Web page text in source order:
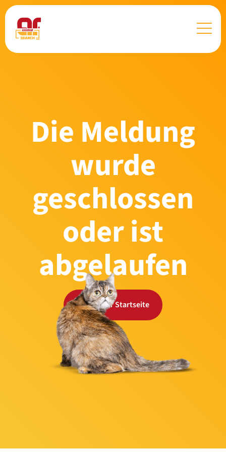
Die Meldung
wurde
geschlossen
oder ist
abgelaufen
Zurück zur Startseite